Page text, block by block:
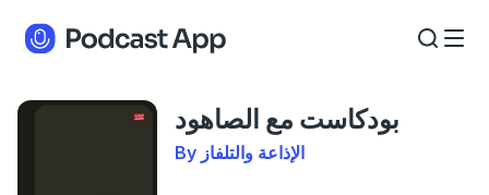
بودكاست مع الصاهود
By الإذاعة والتلفاز